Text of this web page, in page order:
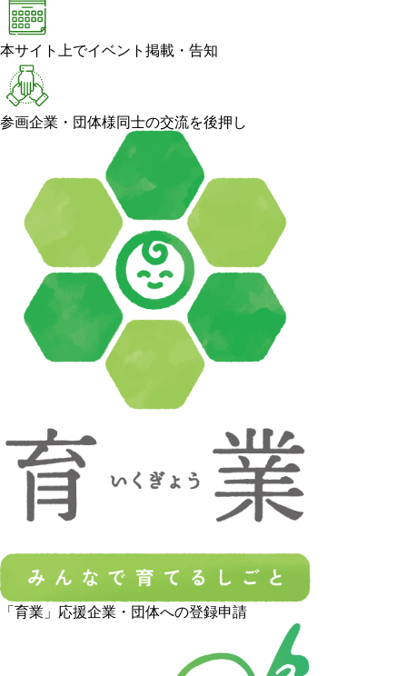
本サイト上でイベント掲載・告知
参画企業・団体様同士の交流を後押し
「育業」応援企業・団体への登録申請